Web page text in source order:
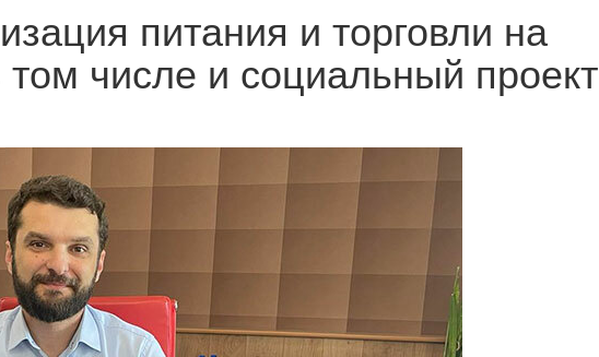
питания и торговли на
том числе и социальный проект